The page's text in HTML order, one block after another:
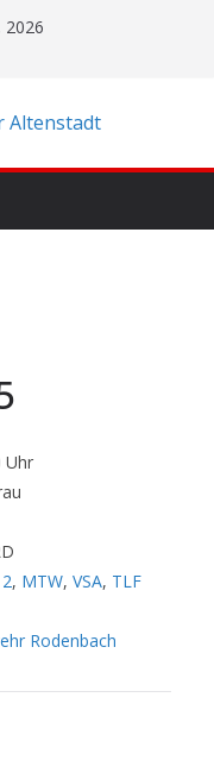
2026
Uhr
, MTW, VSA, TLF
Rodenbach